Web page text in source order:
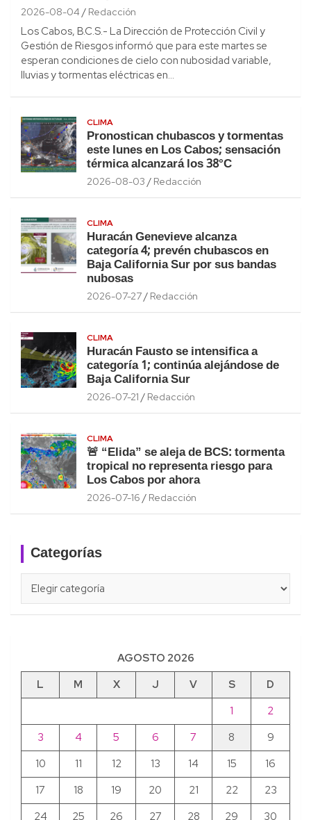
2026-08-04 Redacción
Los Cabos, B.C.S.- La Dirección de Protección Civil y
Gestión de Riesgos informó que para este martes se
esperan condiciones de cielo con nubosidad variable,
lluvias y tormentas eléctricas en…
CLIMA
Pronostican chubascos y tormentas
este lunes en Los Cabos; sensación
térmica alcanzará los 38°C
2026-08-03 Redacción
CLIMA
Huracán Genevieve alcanza
categoría 4; prevén chubascos en
Baja California Sur por sus bandas
nubosas
2026-07-27 Redacción
CLIMA
Huracán Fausto se intensifica a
categoría 1; continúa alejándose de
Baja California Sur
2026-07-21 Redacción
CLIMA
🚨 “Elida” se aleja de BCS: tormenta
tropical no representa riesgo para
Los Cabos por ahora
2026-07-16 Redacción
Categorías
AGOSTO 2026
L
M X J V S
D
1
2
3
4 5 6 7 8
9
10
11 12 13 14 15
16
17
18 19 20 21 22
23
24
25 26 27 28 29 30